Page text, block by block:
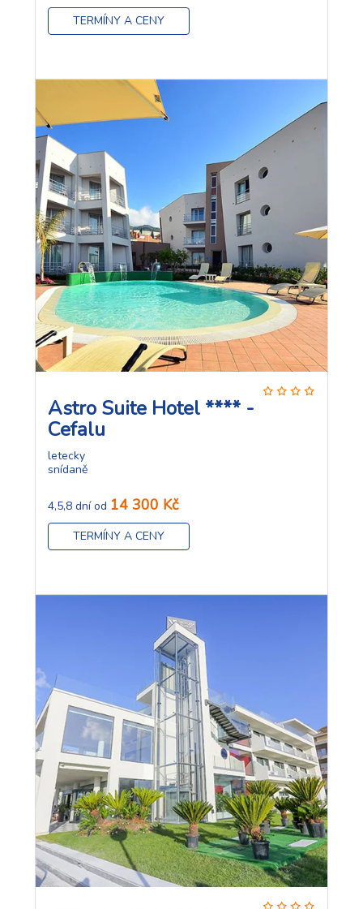
TERMÍNY A CENY
Astro Suite Hotel **** -
Cefalu
letecky
snídaně
4,5,8 dní od 14 300 Kč
TERMÍNY A CENY